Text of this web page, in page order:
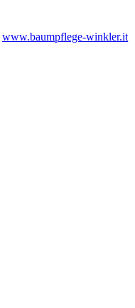
www.baumpflege-winkler.it